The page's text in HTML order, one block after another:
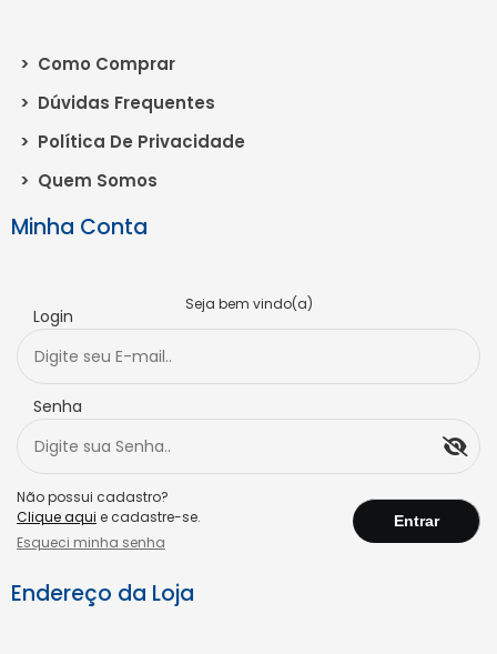
> Como Comprar
> Dúvidas Frequentes
> Política De Privacidade
> Quem Somos
Minha Conta
Seja bem vindo(a)
Login
Senha
Não possui cadastro?
Clique aqui e cadastre-se.
Esqueci minha senha
Endereço da Loja